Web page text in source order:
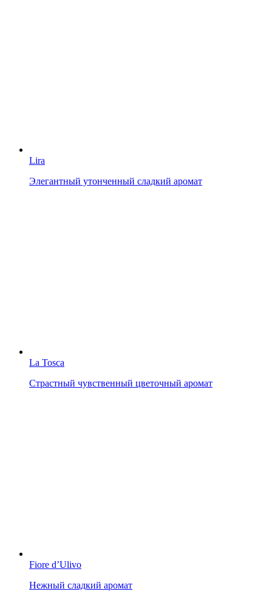
Lira
Элегантный утонченный сладкий аромат
La Tosca
Страстный чувственный цветочный аромат
Fiore d’Ulivo
Нежный сладкий аромат